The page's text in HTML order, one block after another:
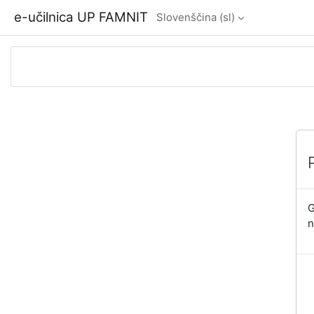
e-učilnica UP FAMNIT Slovenščina ‎(sl)‎